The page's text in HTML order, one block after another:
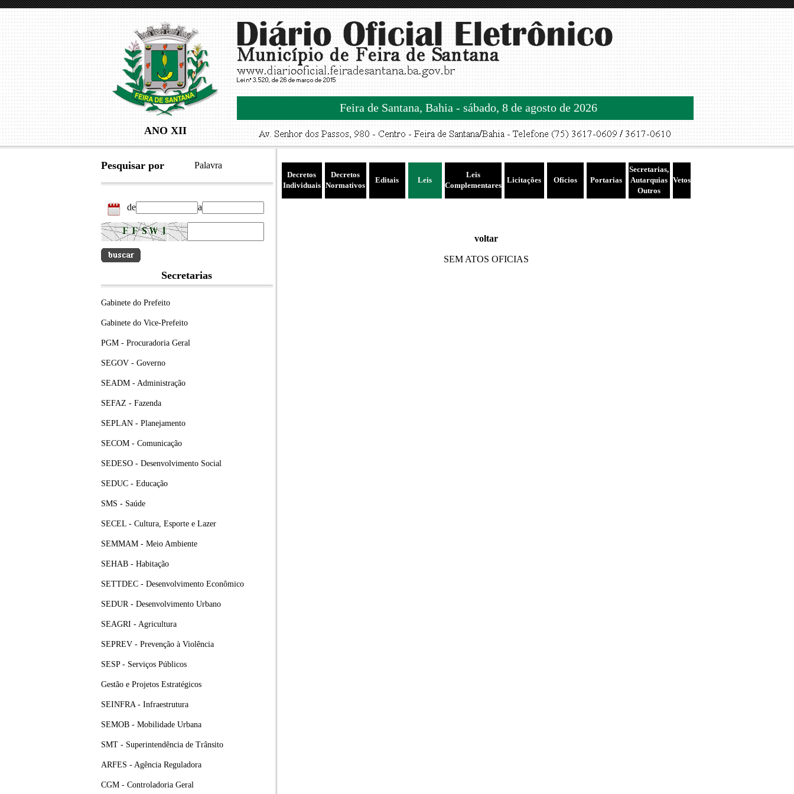
ANO XII
Feira de Santana, Bahia - sábado, 8 de agosto de 2026
Pesquisar por Palavra
de a
Secretarias
Gabinete do Prefeito
Gabinete do Vice-Prefeito
PGM - Procuradoria Geral
SEGOV - Governo
SEADM - Administração
SEFAZ - Fazenda
SEPLAN - Planejamento
SECOM - Comunicação
SEDESO - Desenvolvimento Social
SEDUC - Educação
SMS - Saúde
SECEL - Cultura, Esporte e Lazer
SEMMAM - Meio Ambiente
SEHAB - Habitação
SETTDEC - Desenvolvimento Econômico
SEDUR - Desenvolvimento Urbano
SEAGRI - Agricultura
SEPREV - Prevenção à Violência
SESP - Serviços Públicos
Gestão e Projetos Estratégicos
SEINFRA - Infraestrutura
SEMOB - Mobilidade Urbana
SMT - Superintendência de Trânsito
ARFES - Agência Reguladora
CGM - Controladoria Geral
Decretos
Individuais
Decretos
Normativos
Editais Leis
Leis
Complementares
Licitações Ofícios Portarias
Secretarias,
Autarquias
Outros
Vetos
voltar
SEM ATOS OFICIAS